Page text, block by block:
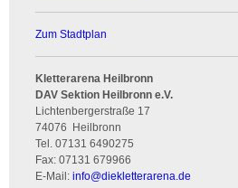
Zum Stadtplan
Kletterarena Heilbronn
DAV Sektion Heilbronn e.V.
Lichtenbergerstraße 17
74076
Heilbronn
Tel. 07131 6490275
Fax: 07131 679966
E-Mail: info@diekletterarena.de